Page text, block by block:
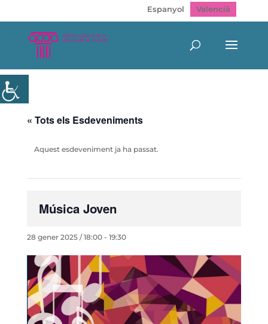
Espanyol Valencià
« Tots els Esdeveniments
Aquest esdeveniment ja ha passat.
Música Joven
28 gener 2025 / 18:00- 19:30